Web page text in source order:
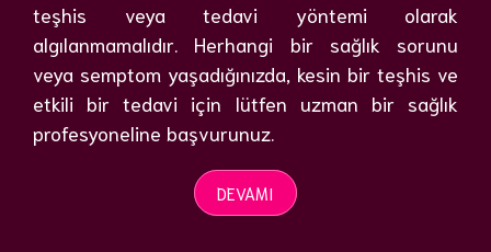
teşhis veya tedavi yöntemi olarak
algılanmamalıdır. Herhangi bir sağlık sorunu
veya semptom yaşadığınızda, kesin bir teşhis ve
etkili bir tedavi için lütfen uzman bir sağlık
profesyoneline başvurunuz.
DEVAMI